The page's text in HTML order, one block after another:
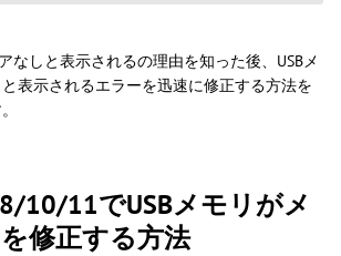
なしと表示されるの理由を知った後、USBメ
表示されるエラーを迅速に修正する方法を
10/11でUSBメモリがメ
修正する方法